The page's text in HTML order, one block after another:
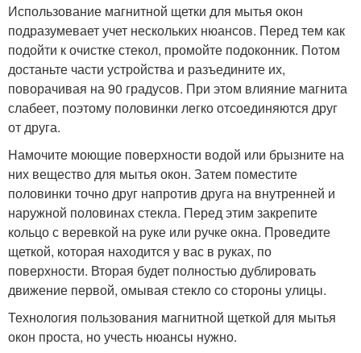
Использование магнитной щетки для мытья окон
подразумевает учет нескольких нюансов. Перед тем как
подойти к очистке стекол, промойте подоконник. Потом
достаньте части устройства и разъедините их,
поворачивая на 90 градусов. При этом влияние магнита
слабеет, поэтому половинки легко отсоединяются друг
от друга.
Намочите моющие поверхности водой или брызните на
них вещество для мытья окон. Затем поместите
половинки точно друг напротив друга на внутренней и
наружной половинах стекла. Перед этим закрепите
кольцо с веревкой на руке или ручке окна. Проведите
щеткой, которая находится у вас в руках, по
поверхности. Вторая будет полностью дублировать
движение первой, омывая стекло со стороны улицы.
Технология пользования магнитной щеткой для мытья
окон проста, но учесть нюансы нужно.